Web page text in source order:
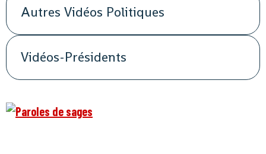
Autres Vidéos Politiques
Vidéos-Présidents